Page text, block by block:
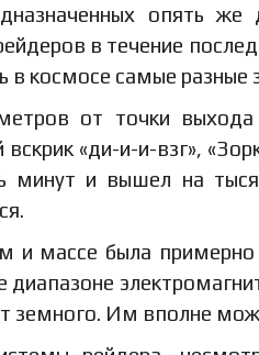
опять
в течение
в космосе самые разные
от точки
вскрик «ди-и-и-взг»,
минут и вышел на
и массе была
диапазоне
земного. Им вполне